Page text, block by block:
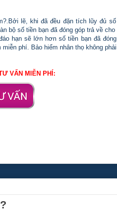
lẽ, khi đã đều đặn tích lũy đủ
bộ số tiền bạn đã đóng góp trả về cho
hạn sẽ lớn hơn số tiền bạn đã
phí. Bảo hiểm nhân thọ không
VẤN MIỄN PHÍ: